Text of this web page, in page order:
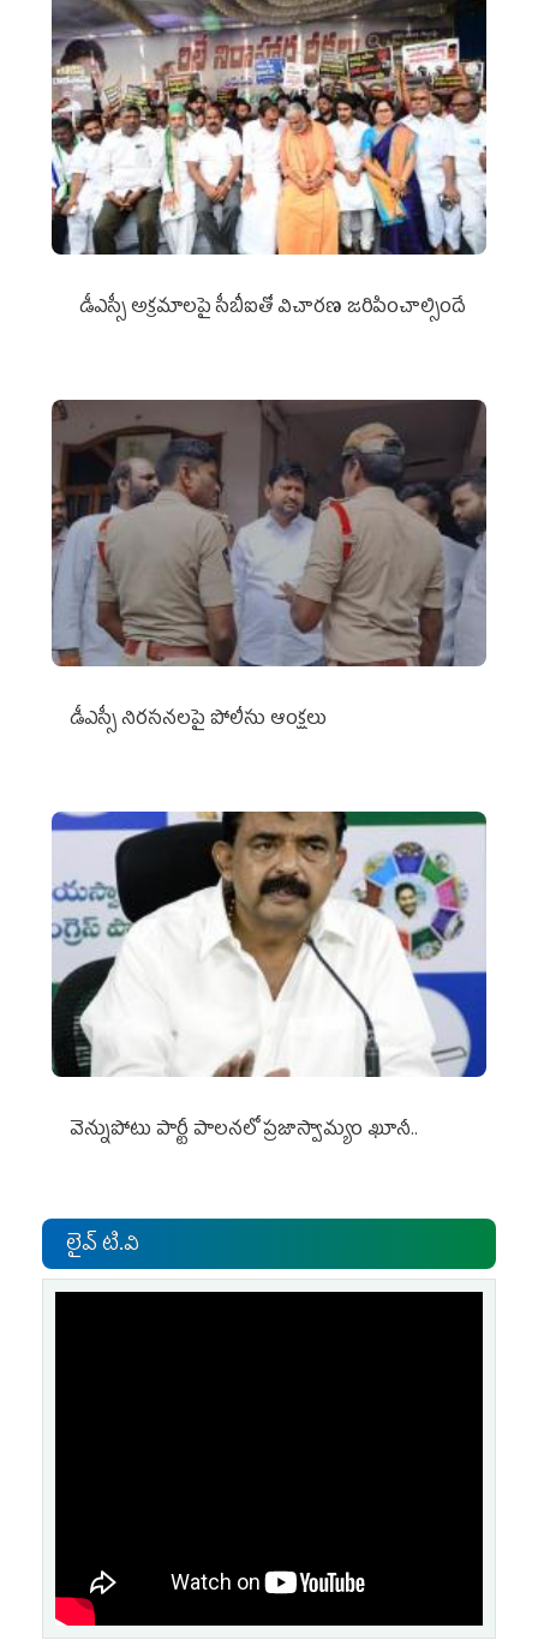
డీఎస్సీ అక్రమాలపై సీబీఐతో విచారణ జరిపించాల్సిందే
డీఎస్సీ నిరసనలపై పోలీసు ఆంక్షలు
వెన్నుపోటు పార్టీ పాలనలో ప్రజాస్వామ్యం ఖూనీ..
లైవ్ టి.వి